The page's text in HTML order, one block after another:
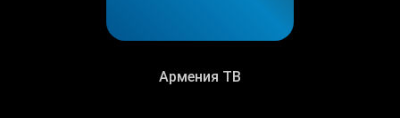
Армения ТВ